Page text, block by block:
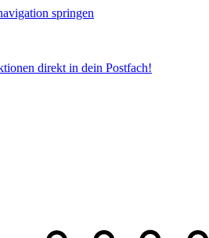
springen
direkt in dein Postfach!